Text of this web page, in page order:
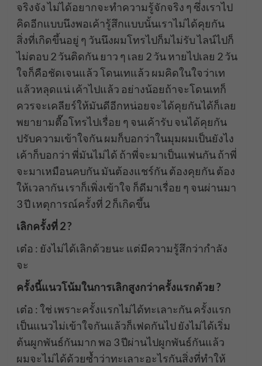
จริงจัง ไม่ได้อยากจะทำความรู้จักจริง ๆ ซึ่งเราไป
คิดอีกแบบนึงพอเค้ารู้สึกแบบนั้นเราไม่ได้คุยกัน
สิ่งที่เกิดขึ้นอยู่ ๆ วันนึงผมโทรไปก็มไม่รับ ไลน์ไปก็
ไม่ตอบ 2 วันติดกัน ยาว ๆ เลย 2 วัน หายไปเลย 2 วัน
ใจก็คือชัดเจนแล้ว โดนเทแล้ว ผมคิดในใจว่าเท
แล้วหลุดแน่ เค้าไปแล้ว อย่างน้อยถ้าจะโดนเทก็
ควรจะเคลียร์ให้มันดีอีกหน่อยจะได้คุยกันได้ก็เลย
พยายามตื๊อโทรไปเรื่อย ๆ จนเค้ารับ จนได้คุยกัน
ปรับความเข้าใจกัน ผมก็บอกว่าในมุมผมเป็นยังไง
เค้าก็บอกว่า พี่มันไม่ได้ ถ้าพี่จะมาเป็นแฟนกัน ถ้าพี่
จะมาเหมือนคบกัน มันต้องแชร์กัน ต้องคุยกัน ต้อง
ให้เวลากัน เราก็เพิ่งเข้าใจ ก็ดีมาเรื่อย ๆ จนผ่านมา
3 ปี เหตุการณ์ครั้งที่ 2 ก็เกิดขึ้น
เลิกครั้งที่ 2 ?
เต๋อ : ยังไม่ได้เลิกด้วยนะ แต่มีความรู้สึกว่ากำลัง
จะ
ครั้งนี้แนวโน้มในการเลิกสูงกว่าครั้งแรกด้วย ?
เต๋อ : ใช่ เพราะครั้งแรกไม่ได้ทะเลาะกัน ครั้งแรก
เป็นแนวไม่เข้าใจกันแล้วก็เฟดกันไป ยังไม่ได้เริ่ม
ต้นผูกพันธ์กันมาก พอ 3 ปีผ่านไปผูกพันธ์กันแล้ว
ผมจะไม่ได้ด้วยซ้ำว่าทะเลาะอะไรกันสิ่งที่ทำให้